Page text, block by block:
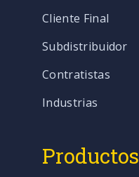
Cliente Final
Subdistribuidor
Contratistas
Industrias
Productos